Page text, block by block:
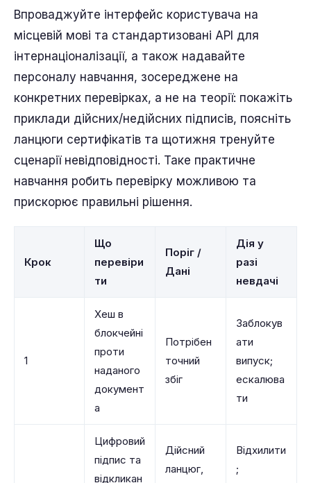
Впроваджуйте інтерфейс користувача на
місцевій мові та стандартизовані API для
інтернаціоналізації, а також надавайте
персоналу навчання, зосереджене на
конкретних перевірках, а не на теорії: покажіть
приклади дійсних/недійсних підписів, поясніть
ланцюги сертифікатів та щотижня тренуйте
сценарії невідповідності. Таке практичне
навчання робить перевірку можливою та
прискорює правильні рішення.
Крок
Що
перевіри
ти
Поріг /
Дані
Дія у
разі
невдачі
1
Хеш в
блокчейні
проти
наданого
документ
а
Потрібен
точний
збіг
Заблокув
ати
випуск;
ескалюва
ти
Цифровий
підпис та
відкликан
Дійсний
ланцюг,
Відхилити
;